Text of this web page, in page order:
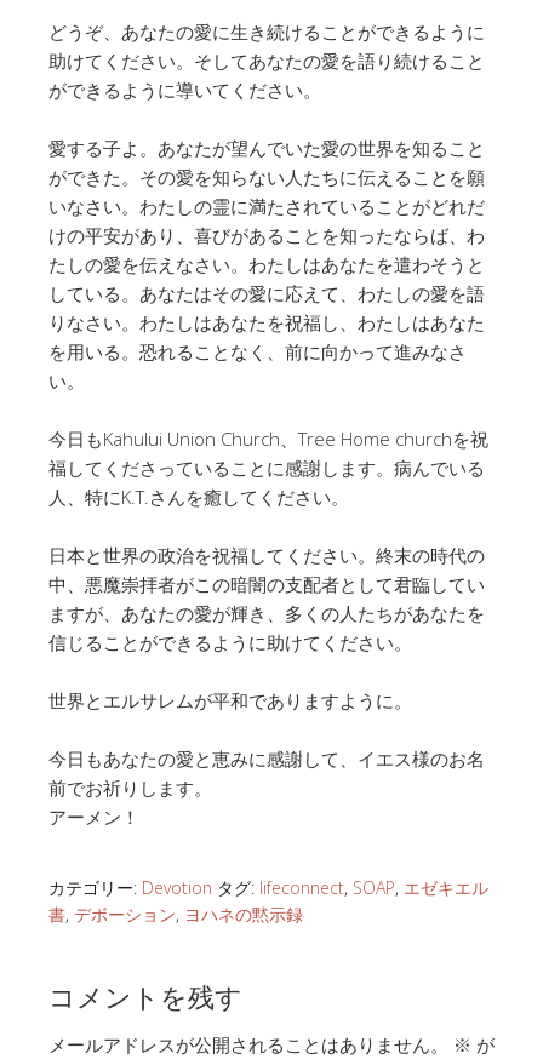
どうぞ、あなたの愛に生き続けることができるように
助けてください。そしてあなたの愛を語り続けること
ができるように導いてください。
愛する子よ。あなたが望んでいた愛の世界を知ること
ができた。その愛を知らない人たちに伝えることを願
いなさい。わたしの霊に満たされていることがどれだ
けの平安があり、喜びがあることを知ったならば、わ
たしの愛を伝えなさい。わたしはあなたを遣わそうと
している。あなたはその愛に応えて、わたしの愛を語
りなさい。わたしはあなたを祝福し、わたしはあなた
を用いる。恐れることなく、前に向かって進みなさ
い。
今日もKahului Union Church、Tree Home churchを祝
福してくださっていることに感謝します。病んでいる
人、特にK.T.さんを癒してください。
日本と世界の政治を祝福してください。終末の時代の
中、悪魔崇拝者がこの暗闇の支配者として君臨してい
ますが、あなたの愛が輝き、多くの人たちがあなたを
信じることができるように助けてください。
世界とエルサレムが平和でありますように。
今日もあなたの愛と恵みに感謝して、イエス様のお名
前でお祈りします。
アーメン！
カテゴリー: Devotion タグ: lifeconnect, SOAP, エゼキエル
書, デボーション, ヨハネの黙示録
コメントを残す
メールアドレスが公開されることはありません。 ※ が